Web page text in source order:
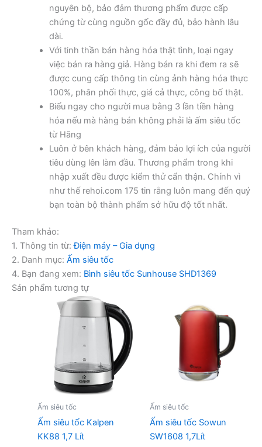
nguyên bộ, bảo đảm thương phẩm được cấp
chứng từ cùng nguồn gốc đầy đủ, bảo hành lâu
dài.
Với tinh thần bán hàng hóa thật tình, loại ngay
việc bán ra hàng giả. Hàng bán ra khi đem ra sẽ
được cung cấp thông tin cùng ảnh hàng hóa thực
100%, phân phối thực, giá cả thực, công bố thật.
Biếu ngay cho người mua bằng 3 lần tiền hàng
hóa nếu mà hàng bán không phải là ấm siêu tốc
từ Hãng
Luôn ở bên khách hàng, đảm bảo lợi ích của người
tiêu dùng lên làm đầu. Thương phẩm trong khi
nhập xuất đều được kiểm thử cẩn thận. Chính vì
như thế rehoi.com 175 tin rằng luôn mang đến quý
bạn toàn bộ thành phẩm sở hữu độ tốt nhất.
Tham khảo:
1. Thông tin từ:Điện máy – Gia dụng
2. Danh mục: Ấm siêu tốc
4. Bạn đang xem: Bình siêu tốc Sunhouse SHD1369
Sản phẩm tương tự
Ấm siêu tốc
Ấm siêu tốc Kalpen
KK88 1,7 Lít
Ấm siêu tốc
Ấm siêu tốc Sowun
SW1608 1,7Lít